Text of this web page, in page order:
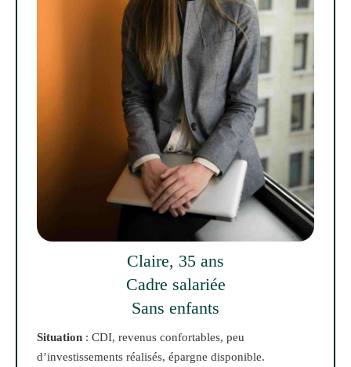
Claire, 35 ans
Cadre salariée
Sans enfants
Situation : CDI, revenus confortables, peu
d’investissements réalisés, épargne disponible.